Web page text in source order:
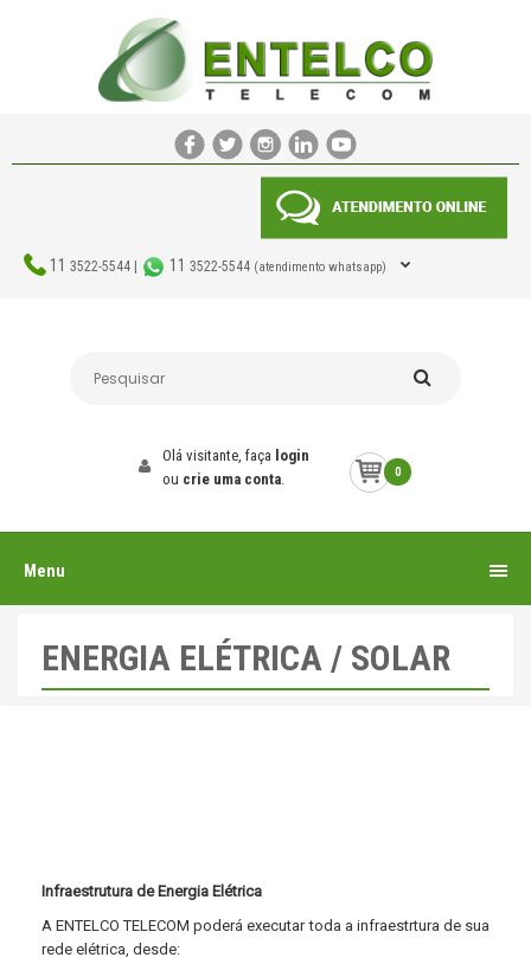
11 3522-5544 | 11 3522-5544 (atendimento whatsapp)
0
Olá visitante, faça login
ou crie uma conta.
Menu
ENERGIA ELÉTRICA / SOLAR
Infraestrutura de Energia Elétrica
A ENTELCO TELECOM poderá executar toda a infraestrtura de sua
rede elétrica, desde: